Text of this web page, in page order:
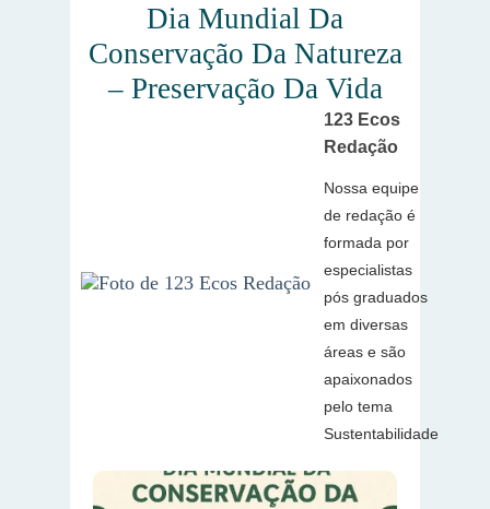
Dia Mundial Da
Conservação Da Natureza
– Preservação Da Vida
123 Ecos
Redação
Nossa equipe
de redação é
formada por
especialistas
pós graduados
em diversas
áreas e são
apaixonados
pelo tema
Sustentabilidade